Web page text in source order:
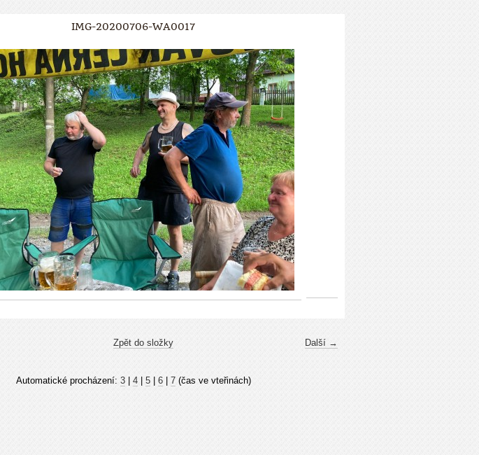
IMG-20200706-WA0017
Další →
Zpět do složky
Automatické procházení: 3| 4| 5| 6| 7(čas ve vteřinách)